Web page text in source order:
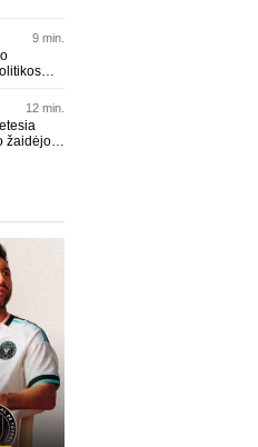
9 min.
fukso
12 min.
žaidėjo